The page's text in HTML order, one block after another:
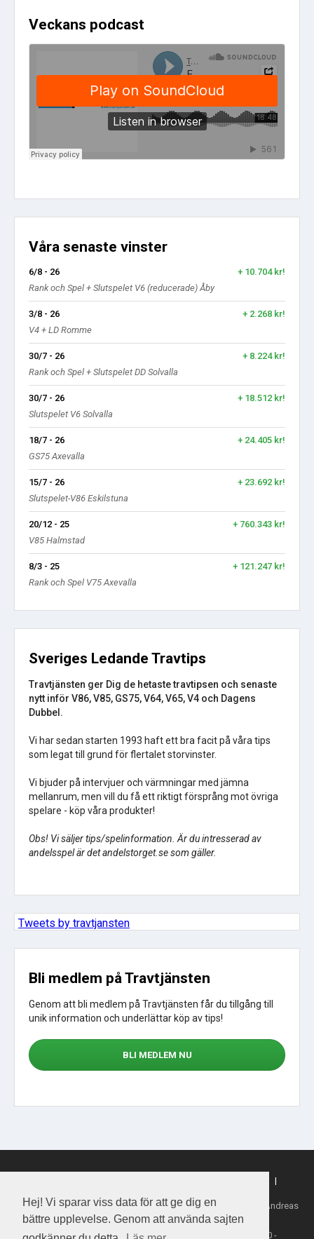
Hej! Vi sparar viss data för att ge dig en
bättre upplevelse. Genom att använda sajten
Veckans podcast
Våra senaste vinster
6/8 - 26
+ 10.704 kr!
Rank och Spel + Slutspelet V6 (reducerade) Åby
3/8 - 26
+ 2.268 kr!
V4 + LD Romme
30/7 - 26
+ 8.224 kr!
Rank och Spel + Slutspelet DD Solvalla
30/7 - 26
+ 18.512 kr!
Slutspelet V6 Solvalla
18/7 - 26
+ 24.405 kr!
GS75 Axevalla
15/7 - 26
+ 23.692 kr!
Slutspelet-V86 Eskilstuna
20/12 - 25
+ 760.343 kr!
V85 Halmstad
8/3 - 25
+ 121.247 kr!
Rank och Spel V75 Axevalla
Sveriges Ledande Travtips
Travtjänsten ger Dig de hetaste travtipsen och senaste
nytt inför V86, V85, GS75, V64, V65, V4 och Dagens
Dubbel.
Vi har sedan starten 1993 haft ett bra facit på våra tips
som legat till grund för flertalet storvinster.
Vi bjuder på intervjuer och värmningar med jämna
mellanrum, men vill du få ett riktigt försprång mot övriga
spelare - köp våra produkter!
Obs! Vi säljer tips/spelinformation. Är du intresserad av
andelsspel är det andelstorget.se som gäller.
Tweets by travtjansten
Bli medlem på Travtjänsten
Genom att bli medlem på Travtjänsten får du tillgång till
unik information och underlättar köp av tips!
BLI MEDLEM NU
|
Tillhandahållare: Daytime Media House AB, Ansvarig utgivare: Andreas
Henriksson
Copyright 2026 Daytime Media House AB 556763-4828
Spel från ATG - Åldersgräns 18 år - Stödlinjen 020-81 91 00 -